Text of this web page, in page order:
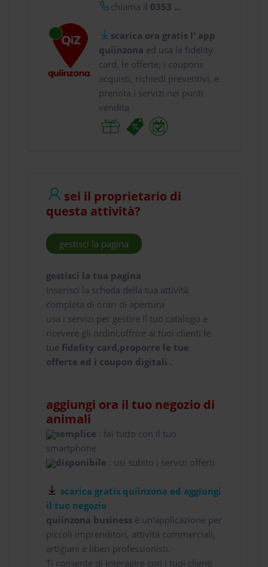
chiama il 0353 ...
scarica ora gratis l' app
quiinzona ed usa le fidelity
card, le offerte, i coupons
acquisti, richiedi preventivi, e
prenota i servizi nei punti
vendita
sei il proprietario di
questa attività?
gestisci la pagina
gestisci la tua pagina
inserisci la scheda della tua attività
completa di orari di apertura
usa i servizi per gestire il tuo catalogo e
ricevere gli ordini,offrire ai tuoi clienti le
tue fidelity card,proporre le tue
offerte ed i coupon digitali .
aggiungi ora il tuo negozio di
animali
semplice : fai tutto con il tuo
smartphone
disponibile : usi subito i servizi offerti
scarica gratis quiinzona ed aggiungi
il tuo negozio
quiinzona business è un'applicazione per
piccoli imprenditori, attività commerciali,
artigiani e liberi professionisti.
Ti consente di interagire con i tuoi clienti